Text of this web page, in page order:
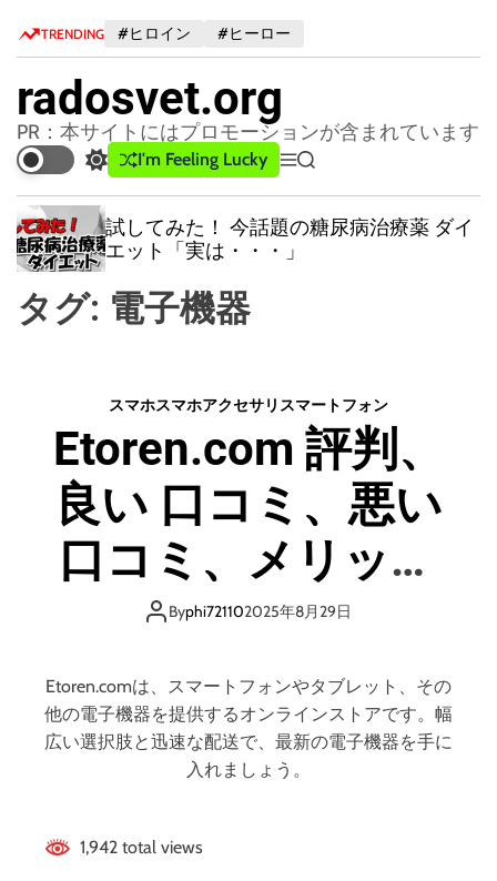
TRENDING #ヒロイン #ヒーロー
radosvet.org
PR：本サイトにはプロモーションが含まれています
S
w
t
c
c
o
o
d
I'm Feeling Lucky
M
e
n
u
S
e
r
試してみた！ 今話題の糖尿病治療薬 ダイ
エット「実は・・・」
タグ: 電子機器
スマホスマホアクセサリ スマートフォン
Etoren.com 評判、
良い 口コミ、悪い
口コミ、メリット
とデメリット!! 【徹
底解説】
Byphi721102025年8月29日
Etoren.comは、スマートフォンやタブレット、その
他の電子機器を提供するオンラインストアです。幅
広い選択肢と迅速な配送で、最新の電子機器を手に
入れましょう。
1,942 total views